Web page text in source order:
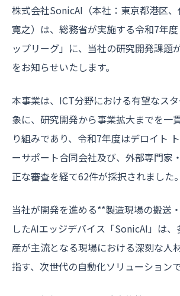
株式会社SonicAI（本社：東京都港区
寛之）は、総務省が実施する令和7年
ップリーグ」に、当社の研究開発課題
をお知らせいたします。
本事業は、ICT分野における有望なス
象に、研究開発から事業拡大までを一
り組みであり、令和7年度はデロイト
ーサポート合同会社及び、外部専門家
正な審査を経て62件が採択されました。
当社が開発を進める**製造現場の搬送
したAIエッジデバイス「SonicAI」は
産が主流となる現場における深刻な人
指す、次世代の自動化ソリューションで